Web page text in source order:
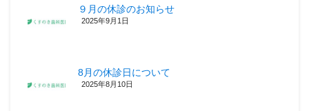
９月の休診のお知らせ
2025年9月1日
8月の休診日について
2025年8月10日